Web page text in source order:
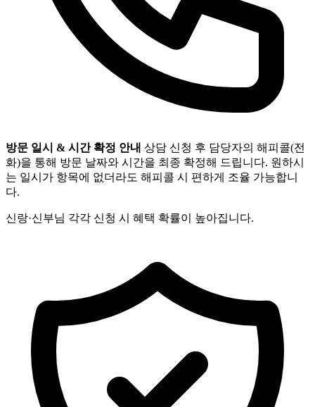
방문 일시 & 시간 확정 안내 상담 신청 후 담당자의 해피콜(전
화)을 통해 방문 날짜와 시간을 최종 확정해 드립니다. 원하시
는 일시가 항목에 없더라도 해피콜 시 편하게 조율 가능합니
다.
신랑·신부님 각각 신청 시 혜택 확률이 높아집니다.